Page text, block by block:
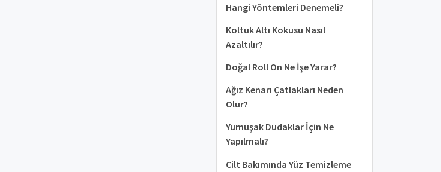
Hangi Yöntemleri Denemeli?
Koltuk Altı Kokusu Nasıl
Azaltılır?
Doğal Roll On Ne İşe Yarar?
Ağız Kenarı Çatlakları Neden
Olur?
Yumuşak Dudaklar İçin Ne
Yapılmalı?
Cilt Bakımında Yüz Temizleme